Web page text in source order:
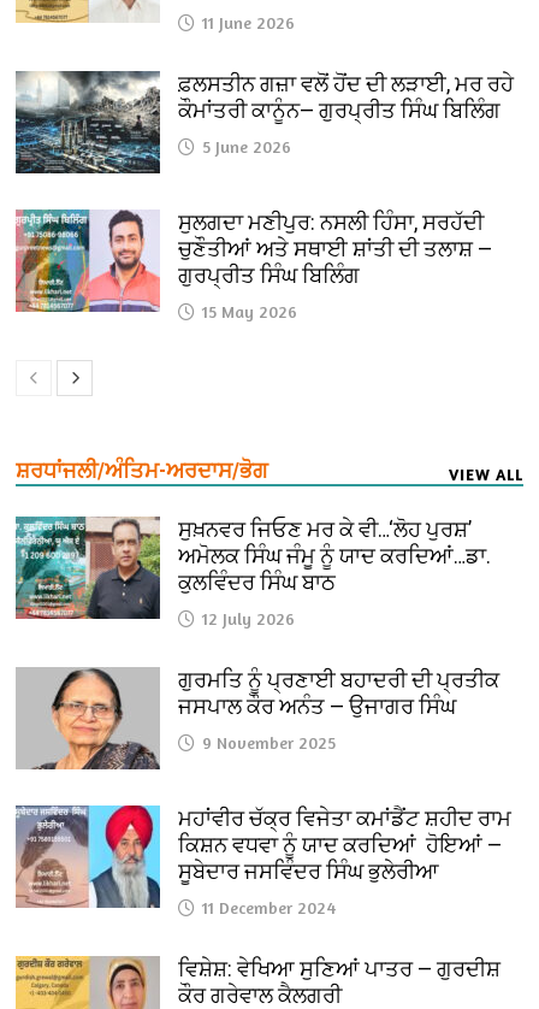
11 June 2026
ਫ਼ਲਸਤੀਨ ਗਜ਼ਾ ਵਲੋਂ ਹੋਂਦ ਦੀ ਲੜਾਈ, ਮਰ ਰਹੇ
ਕੌਮਾਂਤਰੀ ਕਾਨੂੰਨ— ਗੁਰਪ੍ਰੀਤ ਸਿੰਘ ਬਿਲਿੰਗ
5 June 2026
ਸੁਲਗਦਾ ਮਣੀਪੁਰ: ਨਸਲੀ ਹਿੰਸਾ, ਸਰਹੱਦੀ
ਚੁਣੌਤੀਆਂ ਅਤੇ ਸਥਾਈ ਸ਼ਾਂਤੀ ਦੀ ਤਲਾਸ਼ —
ਗੁਰਪ੍ਰੀਤ ਸਿੰਘ ਬਿਲਿੰਗ
15 May 2026
ਸ਼ਰਧਾਂਜਲੀ/ਅੰਤਿਮ-ਅਰਦਾਸ/ਭੋਗ VIEW ALL
ਸੁਖ਼ਨਵਰ ਜਿਓਣ ਮਰ ਕੇ ਵੀ…‘ਲੋਹ ਪੁਰਸ਼’
ਅਮੋਲਕ ਸਿੰਘ ਜੰਮੂ ਨੂੰ ਯਾਦ ਕਰਦਿਆਂ…ਡਾ.
ਕੁਲਵਿੰਦਰ ਸਿੰਘ ਬਾਠ
12 July 2026
ਗੁਰਮਤਿ ਨੂੰ ਪ੍ਰਣਾਈ ਬਹਾਦਰੀ ਦੀ ਪ੍ਰਤੀਕ
ਜਸਪਾਲ ਕੌਰ ਅਨੰਤ — ਉਜਾਗਰ ਸਿੰਘ
9 November 2025
ਮਹਾਂਵੀਰ ਚੱਕ੍ਰ ਵਿਜੇਤਾ ਕਮਾਂਡੈਂਟ ਸ਼ਹੀਦ ਰਾਮ
ਕਿਸ਼ਨ ਵਧਵਾ ਨੂੰ ਯਾਦ ਕਰਦਿਆਂ ਹੋਇਆਂ —
ਸੂਬੇਦਾਰ ਜਸਵਿੰਦਰ ਸਿੰਘ ਭੁਲੇਰੀਆ
11 December 2024
ਵਿਸ਼ੇਸ਼: ਵੇਖਿਆ ਸੁਣਿਆਂ ਪਾਤਰ — ਗੁਰਦੀਸ਼
ਕੌਰ ਗਰੇਵਾਲ ਕੈਲਗਰੀ